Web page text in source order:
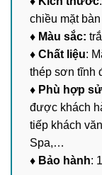
chiều mặt
♦ Màu sắc:
♦ Chất liệu:
thép sơn tĩnh
♦ Phù hợp
được khách
tiếp khách
Spa,…
♦ Bảo hành: